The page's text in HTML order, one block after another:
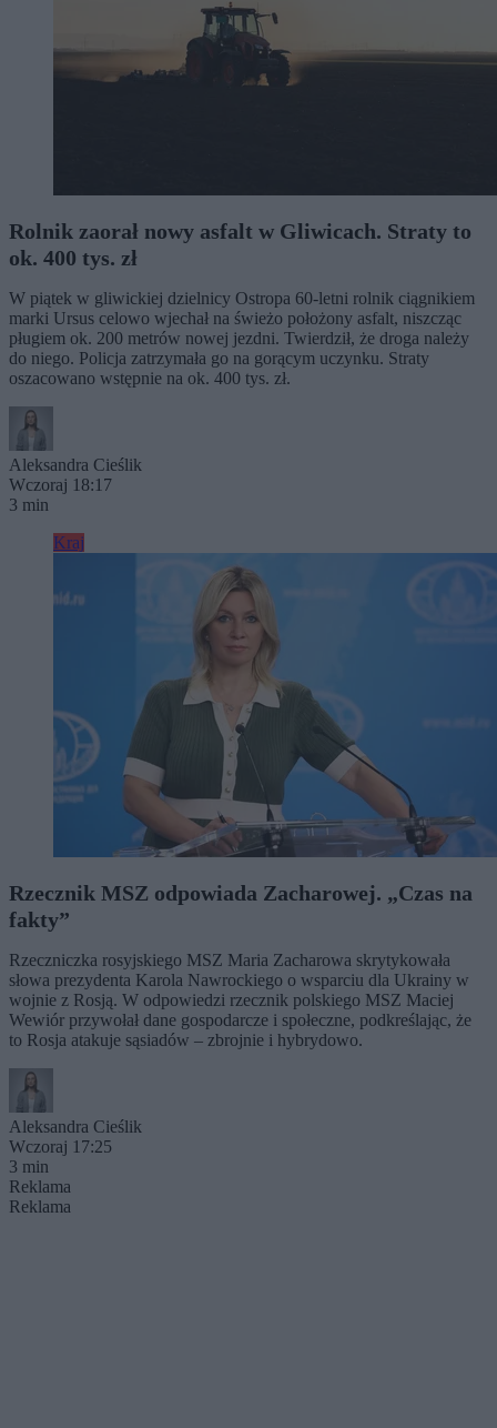
Rolnik zaorał nowy asfalt w Gliwicach. Straty to
ok. 400 tys. zł
W piątek w gliwickiej dzielnicy Ostropa 60-letni rolnik ciągnikiem
marki Ursus celowo wjechał na świeżo położony asfalt, niszcząc
pługiem ok. 200 metrów nowej jezdni. Twierdził, że droga należy
do niego. Policja zatrzymała go na gorącym uczynku. Straty
oszacowano wstępnie na ok. 400 tys. zł.
Aleksandra Cieślik
Wczoraj 18:17
3 min
Kraj
Rzecznik MSZ odpowiada Zacharowej. „Czas na
fakty”
Rzeczniczka rosyjskiego MSZ Maria Zacharowa skrytykowała
słowa prezydenta Karola Nawrockiego o wsparciu dla Ukrainy w
wojnie z Rosją. W odpowiedzi rzecznik polskiego MSZ Maciej
Wewiór przywołał dane gospodarcze i społeczne, podkreślając, że
to Rosja atakuje sąsiadów – zbrojnie i hybrydowo.
Aleksandra Cieślik
Wczoraj 17:25
3 min
Reklama
Reklama